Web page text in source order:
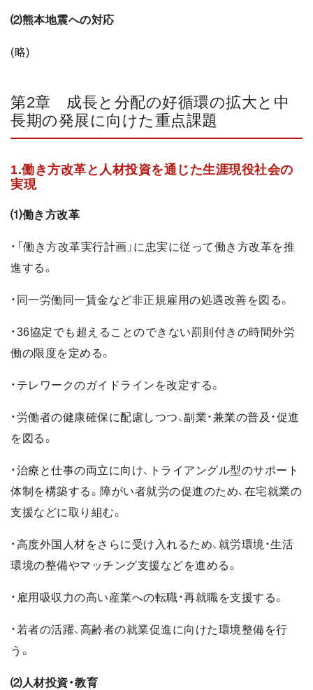
⑵熊本地震への対応
(略)
第2章 成長と分配の好循環の拡大と中
長期の発展に向けた重点課題
1.働き方改革と人材投資を通じた生涯現役社会の
実現
⑴働き方改革
・「働き方改革実行計画」に忠実に従って働き方改革を推
進する。
・同一労働同一賃金など非正規雇用の処遇改善を図る。
・36協定でも超えることのできない罰則付きの時間外労
働の限度を定める。
・テレワークのガイドラインを改定する。
・労働者の健康確保に配慮しつつ、副業・兼業の普及・促進
を図る。
・治療と仕事の両立に向け、トライアングル型のサポート
体制を構築する。障がい者就労の促進のため、在宅就業の
支援などに取り組む。
・高度外国人材をさらに受け入れるため、就労環境・生活
環境の整備やマッチング支援などを進める。
・雇用吸収力の高い産業への転職・再就職を支援する。
・若者の活躍、高齢者の就業促進に向けた環境整備を行
う。
⑵人材投資・教育